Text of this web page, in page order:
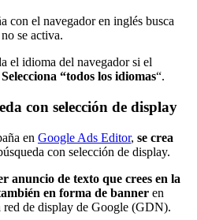
con el navegador en inglés busca
se activa.
el idioma del navegador si el
Selecciona “todos los idiomas“.
con selección de display
en Google Ads Editor, se crea
con selección de display.
anuncio de texto que crees en la
en forma de banner en
red de display de Google (GDN).